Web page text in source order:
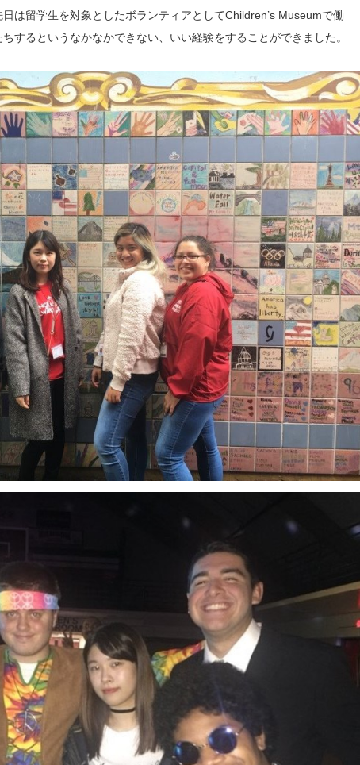
は留学生を対象としたボランティアとしてChildren’s Museumで働
するというなかなかできない、いい経験をすることができました。